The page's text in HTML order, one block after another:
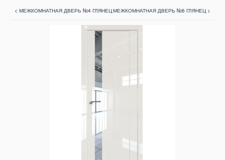
< МЕЖКОМНАТНАЯ ДВЕРЬ №4 ГЛЯНЕЦМЕЖКОМНАТНАЯ ДВЕРЬ №6 ГЛЯНЕЦ >